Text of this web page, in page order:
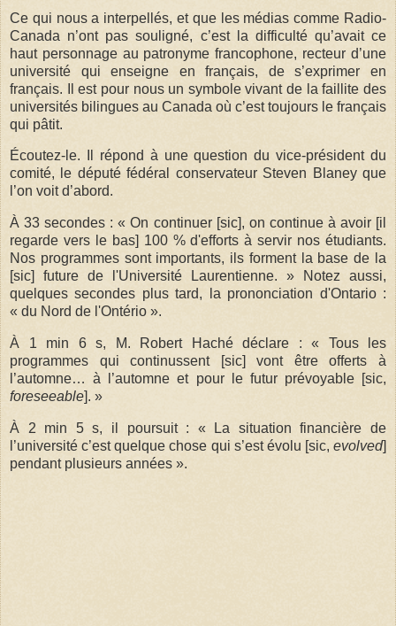
Ce qui nous a interpellés, et que les médias comme Radio-
Canada n’ont pas souligné, c’est la difficulté qu’avait ce
haut personnage au patronyme francophone, recteur d’une
université qui enseigne en français, de s’exprimer en
français. Il est pour nous un symbole vivant de la faillite des
universités bilingues au Canada où c’est toujours le français
qui pâtit.
Écoutez-le. Il répond à une question du vice-président du
comité, le député fédéral conservateur Steven Blaney que
l’on voit d’abord.
À 33 secondes : « On continuer [sic], on continue à avoir [il
regarde vers le bas] 100 % d'efforts à servir nos étudiants.
Nos programmes sont importants, ils forment la base de la
[sic] future de l'Université Laurentienne. » Notez aussi,
quelques secondes plus tard, la prononciation d'Ontario :
« du Nord de l'Ontério ».
À 1 min 6 s, M. Robert Haché déclare : « Tous les
programmes qui continussent [sic] vont être offerts à
l’automne… à l’automne et pour le futur prévoyable [sic,
foreseeable]. »
À 2 min 5 s, il poursuit : « La situation financière de
l’université c’est quelque chose qui s’est évolu [sic, evolved]
pendant plusieurs années ».